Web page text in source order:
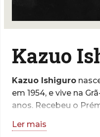
Kazuo
Kazuo Ishiguro
em 1954, e vive na
anos. Recebeu o
cinquenta línguas.
Ler mais